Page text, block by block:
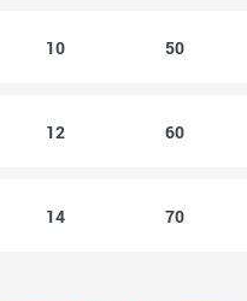
10 50
12 60
14 70